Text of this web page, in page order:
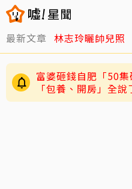
最新文章 林志玲曬帥兒照
富婆砸錢自肥「50
「包養、開房」全說